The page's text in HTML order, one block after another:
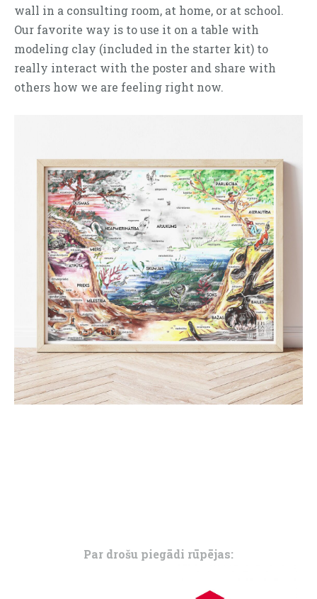
wall in a consulting room, at home, or at school.
Our favorite way is to use it on a table with
modeling clay (included in the starter kit) to
really interact with the poster and share with
others how we are feeling right now.
Par drošu piegādi rūpējas: